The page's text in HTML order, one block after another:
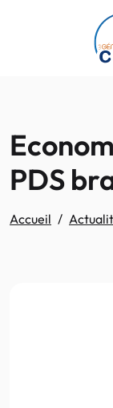
Passer au contenu
PDS
Accueil